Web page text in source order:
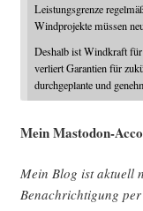
Leistungsgrenze
Windprojekte müssen
Deshalb ist Windkraft für
verliert Garantien für
durchgeplante und
Mein Mast­o­don-
Mein Blog ist aktu­ell
Benach­rich­ti­gung